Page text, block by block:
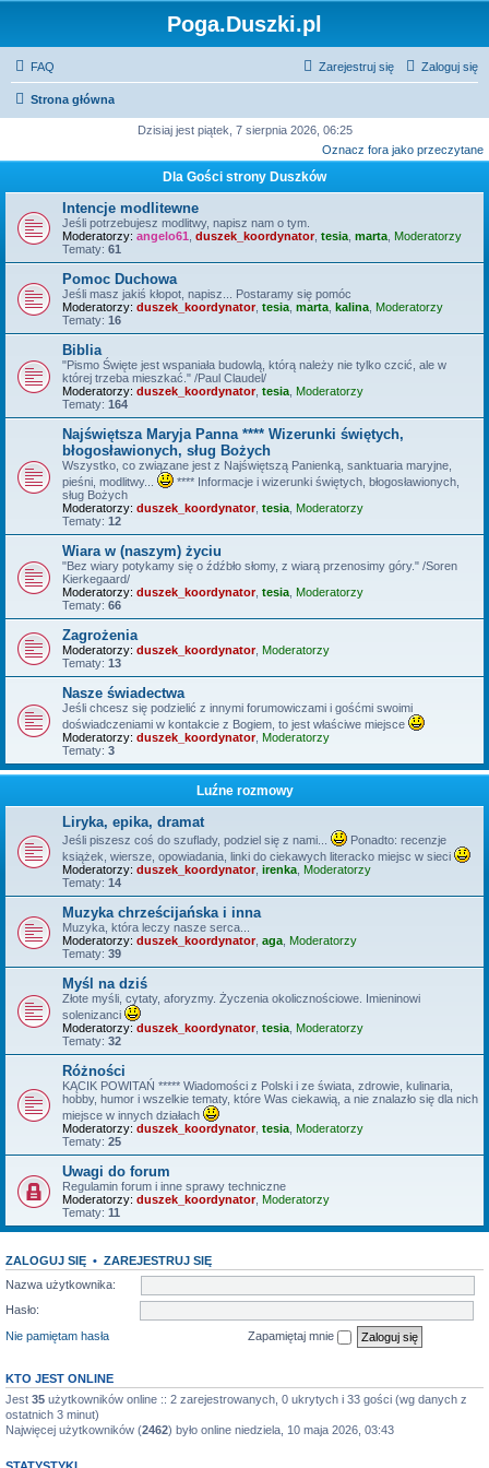
Poga.Duszki.pl
FAQ Zaloguj się
Zarejestruj się
Strona główna
Dzisiaj jest piątek, 7 sierpnia 2026, 06:25
Oznacz fora jako przeczytane
Dla Gości strony Duszków
Intencje modlitewne
Jeśli potrzebujesz modlitwy, napisz nam o tym.
Moderatorzy: angelo61 duszek_koordynator, tesia marta Moderatorzy
Tematy: 61
Pomoc Duchowa
Jeśli masz jakiś kłopot, napisz... Postaramy się pomóc
Moderatorzy: duszek_koordynator, tesia marta kalina Moderatorzy
Tematy: 16
Biblia
"Pismo Święte jest wspaniała budowlą, którą należy nie tylko czcić, ale w
której trzeba mieszkać." /Paul Claudel/
Moderatorzy: duszek_koordynator, tesia Moderatorzy
Tematy: 164
Najświętsza Maryja Panna **** Wizerunki świętych,
błogosławionych, sług Bożych
Wszystko, co związane jest z Najświętszą Panienką, sanktuaria maryjne,
pieśni, modlitwy...
**** Informacje i wizerunki świętych, błogosławionych,
sług Bożych
Moderatorzy: duszek_koordynator, tesia Moderatorzy
Tematy: 12
Wiara w (naszym) życiu
"Bez wiary potykamy się o źdźbło słomy, z wiarą przenosimy góry." /Soren
Kierkegaard/
Moderatorzy: duszek_koordynator, tesia Moderatorzy
Tematy: 66
Zagrożenia
Moderatorzy: duszek_koordynator, Moderatorzy
Tematy: 13
Nasze świadectwa
Jeśli chcesz się podzielić z innymi forumowiczami i gośćmi swoimi
doświadczeniami w kontakcie z Bogiem, to jest właściwe miejsce
Moderatorzy: duszek_koordynator, Moderatorzy
Tematy: 3
Luźne rozmowy
Liryka, epika, dramat
Jeśli piszesz coś do szuflady, podziel się z nami...
Ponadto: recenzje
książek, wiersze, opowiadania, linki do ciekawych literacko miejsc w sieci
Moderatorzy: duszek_koordynator, irenka Moderatorzy
Tematy: 14
Muzyka chrześcijańska i inna
Muzyka, która leczy nasze serca...
Moderatorzy: duszek_koordynator, aga Moderatorzy
Tematy: 39
Myśl na dziś
Złote myśli, cytaty, aforyzmy. Życzenia okolicznościowe. Imieninowi
solenizanci
Moderatorzy: duszek_koordynator, tesia Moderatorzy
Tematy: 32
Różności
KĄCIK POWITAŃ ***** Wiadomości z Polski i ze świata, zdrowie, kulinaria,
hobby, humor i wszelkie tematy, które Was ciekawią, a nie znalazło się dla nich
miejsce w innych działach
Moderatorzy: duszek_koordynator, tesia Moderatorzy
Tematy: 25
Uwagi do forum
Regulamin forum i inne sprawy techniczne
Moderatorzy: duszek_koordynator, Moderatorzy
Tematy: 11
ZALOGUJ SIĘ • ZAREJESTRUJ SIĘ
Nazwa użytkownika:
Hasło:
Nie pamiętam hasła
Zapamiętaj mnie
KTO JEST ONLINE
Jest 35 użytkowników online :: 2 zarejestrowanych, 0 ukrytych i 33 gości (wg danych z
ostatnich 3 minut)
Najwięcej użytkowników (2462) było online niedziela, 10 maja 2026, 03:43
STATYSTYKI